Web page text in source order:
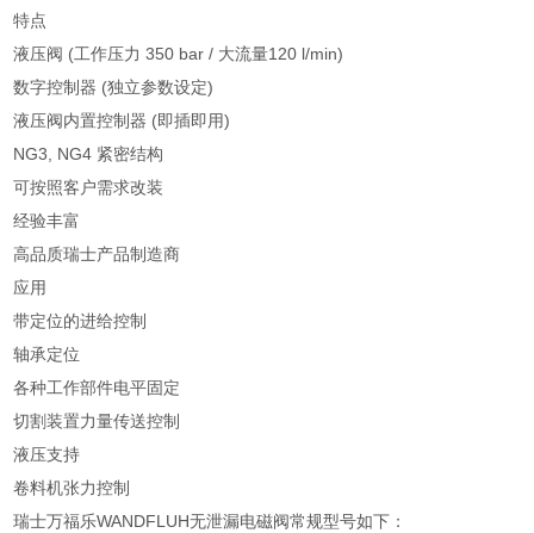
特点
液压阀 (工作压力 350 bar / 大流量120 l/min)
数字控制器 (独立参数设定)
液压阀内置控制器 (即插即用)
NG3, NG4 紧密结构
可按照客户需求改装
经验丰富
高品质瑞士产品制造商
应用
带定位的进给控制
轴承定位
各种工作部件电平固定
切割装置力量传送控制
液压支持
卷料机张力控制
瑞士万福乐WANDFLUH无泄漏电磁阀常规型号如下：